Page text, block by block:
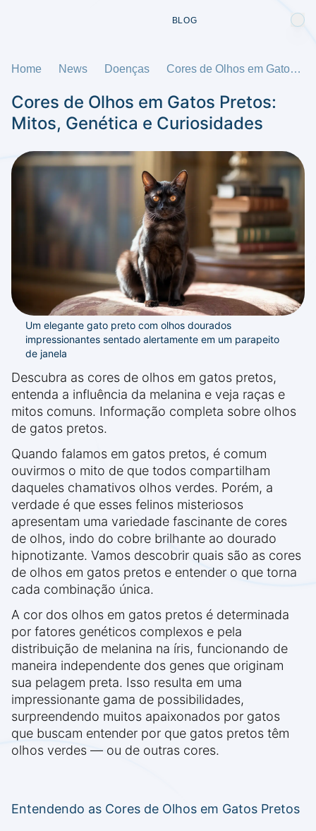
BLOG
Home News Doenças Cores de Olhos em Gatos Pretos: Mitos, Genética e Curiosidades
Cores de Olhos em Gatos Pretos:
Mitos, Genética e Curiosidades
Um elegante gato preto com olhos dourados
impressionantes sentado alertamente em um parapeito
de janela
Descubra as cores de olhos em gatos pretos,
entenda a influência da melanina e veja raças e
mitos comuns. Informação completa sobre olhos
de gatos pretos.
Quando falamos em gatos pretos, é comum
ouvirmos o mito de que todos compartilham
daqueles chamativos olhos verdes. Porém, a
verdade é que esses felinos misteriosos
apresentam uma variedade fascinante de cores
de olhos, indo do cobre brilhante ao dourado
hipnotizante. Vamos descobrir quais são as cores
de olhos em gatos pretos e entender o que torna
cada combinação única.
A cor dos olhos em gatos pretos é determinada
por fatores genéticos complexos e pela
distribuição de melanina na íris, funcionando de
maneira independente dos genes que originam
sua pelagem preta. Isso resulta em uma
impressionante gama de possibilidades,
surpreendendo muitos apaixonados por gatos
que buscam entender por que gatos pretos têm
olhos verdes — ou de outras cores.
Entendendo as Cores de Olhos em Gatos Pretos